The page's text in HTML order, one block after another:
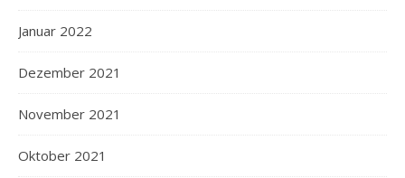
Januar 2022
Dezember 2021
November 2021
Oktober 2021